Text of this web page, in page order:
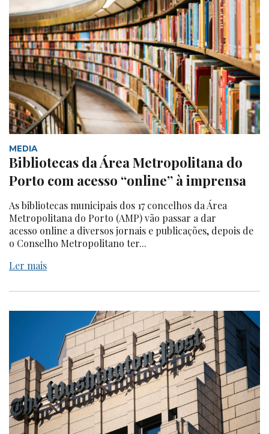
MEDIA
Bibliotecas da Área Metropolitana do
Porto com acesso “online” à imprensa
As bibliotecas municipais dos 17 concelhos da Área
Metropolitana do Porto (AMP) vão passar a dar
acesso online a diversos jornais e publicações, depois de
o Conselho Metropolitano ter...
Ler mais